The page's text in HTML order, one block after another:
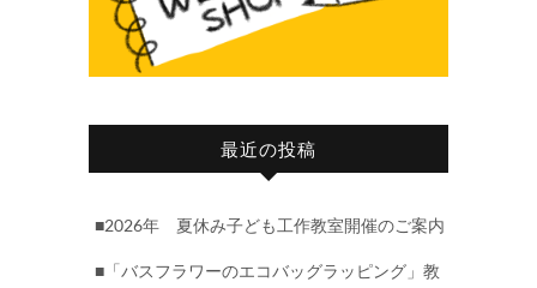
最近の投稿
■2026年 夏休み子ども工作教室開催のご案内
■「バスフラワーのエコバッグラッピング」教